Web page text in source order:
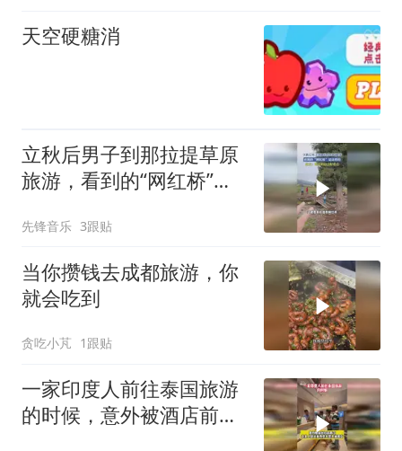
天空硬糖消
立秋后男子到那拉提草原
旅游，看到的“网红桥”是
会好看点
先锋音乐 3跟贴
当你攒钱去成都旅游，你
就会吃到
贪吃小芃 1跟贴
一家印度人前往泰国旅游
的时候，意外被酒店前台